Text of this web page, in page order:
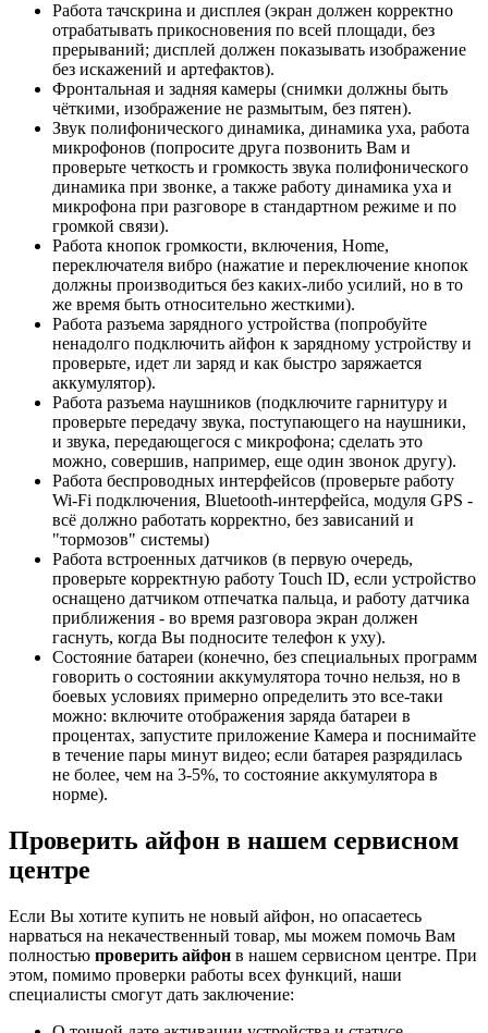
Работа тачскрина и дисплея (экран должен корректно
отрабатывать прикосновения по всей площади, без
прерываний; дисплей должен показывать изображение
без искажений и артефактов).
Фронтальная и задняя камеры (снимки должны быть
чёткими, изображение не размытым, без пятен).
Звук полифонического динамика, динамика уха, работа
микрофонов (попросите друга позвонить Вам и
проверьте четкость и громкость звука полифонического
динамика при звонке, а также работу динамика уха и
микрофона при разговоре в стандартном режиме и по
громкой связи).
Работа кнопок громкости, включения, Home,
переключателя вибро (нажатие и переключение кнопок
должны производиться без каких-либо усилий, но в то
же время быть относительно жесткими).
Работа разъема зарядного устройства (попробуйте
ненадолго подключить айфон к зарядному устройству и
проверьте, идет ли заряд и как быстро заряжается
аккумулятор).
Работа разъема наушников (подключите гарнитуру и
проверьте передачу звука, поступающего на наушники,
и звука, передающегося с микрофона; сделать это
можно, совершив, например, еще один звонок другу).
Работа беспроводных интерфейсов (проверьте работу
Wi-Fi подключения, Bluetooth-интерфейса, модуля GPS -
всё должно работать корректно, без зависаний и
"тормозов" системы)
Работа встроенных датчиков (в первую очередь,
проверьте корректную работу Touch ID, если устройство
оснащено датчиком отпечатка пальца, и работу датчика
приближения - во время разговора экран должен
гаснуть, когда Вы подносите телефон к уху).
Состояние батареи (конечно, без специальных программ
говорить о состоянии аккумулятора точно нельзя, но в
боевых условиях примерно определить это все-таки
можно: включите отображения заряда батареи в
процентах, запустите приложение Камера и поснимайте
в течение пары минут видео; если батарея разрядилась
не более, чем на 3-5%, то состояние аккумулятора в
норме).
Проверить айфон в нашем сервисном
центре
Если Вы хотите купить не новый айфон, но опасаетесь
нарваться на некачественный товар, мы можем помочь Вам
полностью проверить айфон в нашем сервисном центре. При
этом, помимо проверки работы всех функций, наши
специалисты смогут дать заключение: